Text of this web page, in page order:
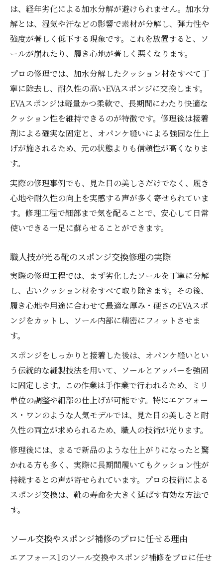
は、経年劣化による加水分解が避けられません。加水分
解とは、湿気や汗などの影響で素材が分解し、弾力性や
強度が著しく低下する現象です。これを放置すると、ソ
ールが崩れたり、履き心地が著しく悪くなります。
プロの修理では、加水分解したクッション材をすべて丁
寧に除去し、耐久性の高いEVAスポンジに交換します。
EVAスポンジは軽量かつ柔軟で、長期間にわたり快適な
クッション性を維持できるのが特徴です。修理後は接着
剤による確実な固定と、オパンケ縫いによる強固な仕上
げが施されるため、元の状態よりも信頼性が高くなりま
す。
実際の修理事例でも、見た目の美しさだけでなく、履き
心地や耐久性の向上を実感する声が多く寄せられていま
す。修理工程で細部まで気を配ることで、安心して日常
使いできる一足に蘇らせることができます。
職人技が光る靴のスポンジ交換修理の実際
実際の修理工程では、まず劣化したソールを丁寧に分解
し、古いクッション材をすべて取り除きます。その後、
履き心地や用途に合わせて最適な厚み・硬さのEVAスポ
ンジをカットし、ソール内部に精密にフィットさせま
す。
スポンジをしっかりと接着した後は、オパンケ縫いとい
う伝統的な縫製技法を用いて、ソールとアッパーを強固
に固定します。この作業は手作業で行われるため、ミリ
単位の調整や細部の仕上げが可能です。特にエアフォー
ス・ワンのような人気モデルでは、見た目の美しさと耐
久性の両立が求められるため、職人の技術が光ります。
修理後には、まるで新品のような仕上がりになったと驚
かれる方も多く、実際に長期間履いてもクッション性が
持続するとの声が寄せられています。プロの技術による
スポンジ交換は、靴の寿命を大きく延ばす有効な方法で
す。
ソール交換やスポンジ補修のプロに任せる理由
エアフォース1のソール交換やスポンジ補修をプロに任せ